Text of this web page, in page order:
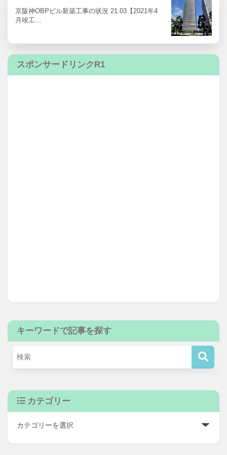
京阪神OBPビル新築工事の状況 21.03【2021年4
月竣工…
スポンサードリンクR1
キーワードで記事を探す
カテゴリー